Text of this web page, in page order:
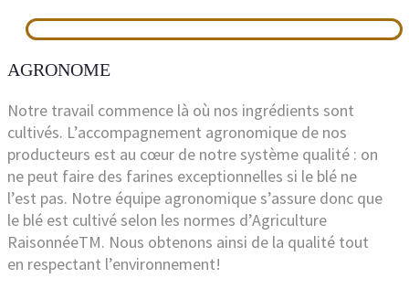
AGRONOME
Notre travail commence là où nos ingrédients sont
cultivés. L’accompagnement agronomique de nos
producteurs est au cœur de notre système qualité : on
ne peut faire des farines exceptionnelles si le blé ne
l’est pas. Notre équipe agronomique s’assure donc que
le blé est cultivé selon les normes d’Agriculture
RaisonnéeTM. Nous obtenons ainsi de la qualité tout
en respectant l’environnement!